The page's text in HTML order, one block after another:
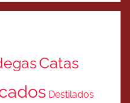
Catas
Destilados